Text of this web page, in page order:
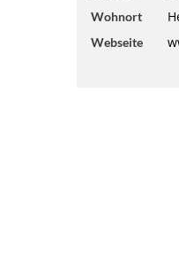
Wohnort
Webseite